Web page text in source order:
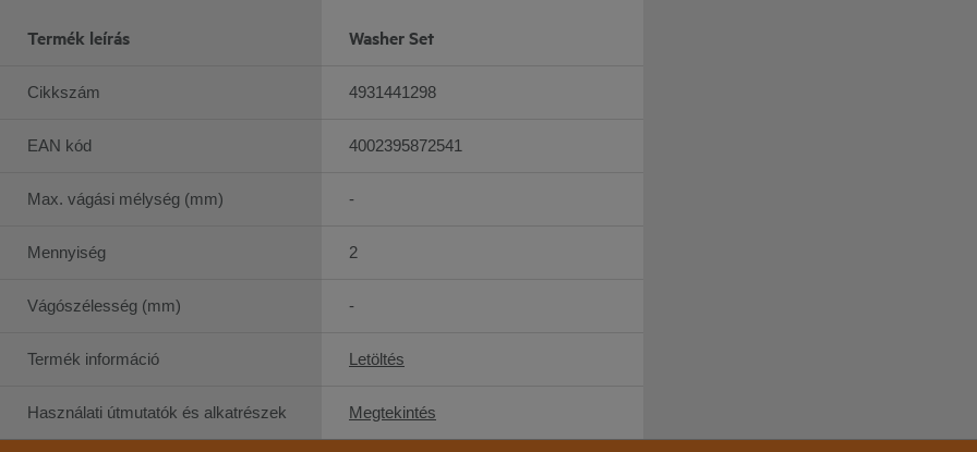
Termék leírás
Cikkszám
EAN kód
Max. vágási mélység (mm)
Mennyiség
Vágószélesség (mm)
Termék információ
Használati útmutatók és alkatrészek
Washer Set
4931441298
4002395872541
-
2
-
Letöltés
Megtekintés